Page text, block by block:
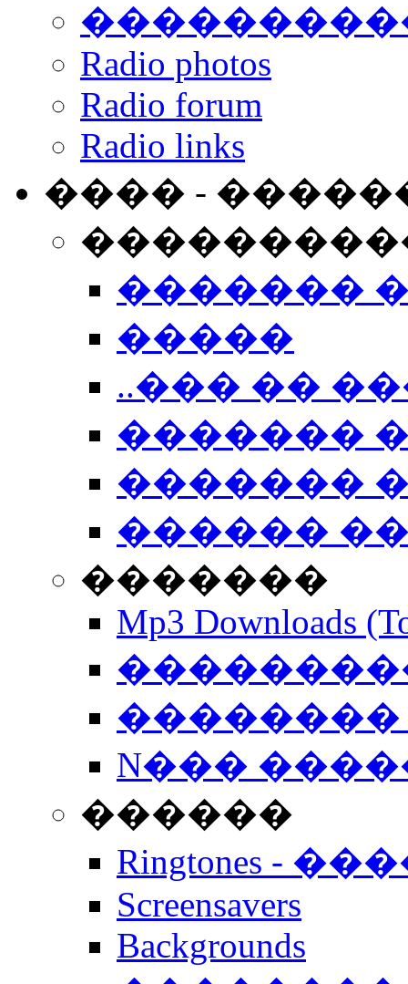
Radio photos
Radio forum
Radio links
���� -
�������
�����
..��� ��
�������
�������
������
�������
Mp3 Downloads
��������
N���
������
Ringtones -
Screensavers
Backgrounds